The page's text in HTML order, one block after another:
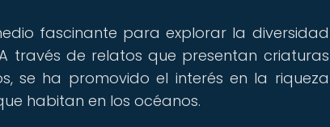
fascinante para explorar la diversidad
través de relatos que presentan criaturas
se ha promovido el interés en la riqueza
habitan en los océanos.